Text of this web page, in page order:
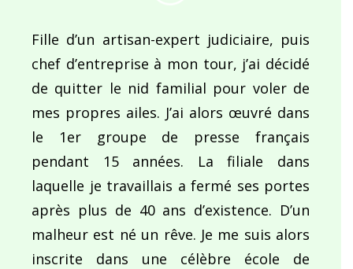
Fille d’un artisan-expert judiciaire, puis
chef d’entreprise à mon tour, j’ai décidé
de quitter le nid familial pour voler de
mes propres ailes. J’ai alors œuvré dans
le 1er groupe de presse français
pendant 15 années. La filiale dans
laquelle je travaillais a fermé ses portes
après plus de 40 ans d’existence. D’un
malheur est né un rêve. Je me suis alors
inscrite dans une célèbre école de